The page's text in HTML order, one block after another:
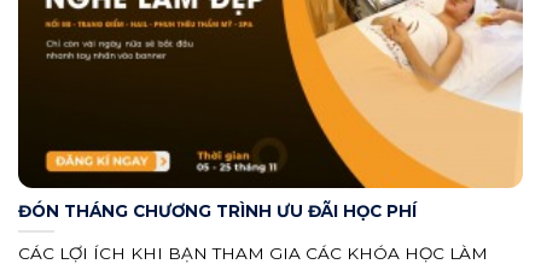
ĐÓN THÁNG CHƯƠNG TRÌNH ƯU ĐÃI HỌC PHÍ
CÁC LỢI ÍCH KHI BẠN THAM GIA CÁC KHÓA HỌC LÀM